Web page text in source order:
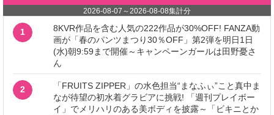
2026-08-07 ～2026-08-08集計分
1
8KVR作品を含む人気の222作品が30%OFF! FANZA動
画が「春のパンツまつり30％OFF」第2弾を明日1日
(水)朝9:59まで開催～キャンペーンガールは田野憂さ
ん
2
「FRUITS ZIPPER」の水色担当“まなふぃ”こと真中ま
なが待望の初水着グラビアに挑戦! 「週刊プレイボー
イ」でメリハリのある美ボディを披露～「ビキニとか